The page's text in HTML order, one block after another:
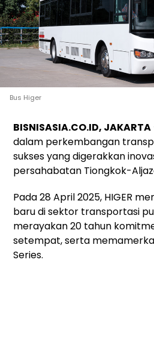
Bus Higer
BISNISASIA.CO.ID, JAKARTA
dalam perkembangan
sukses yang digerakkan
persahabatan Tiongkok-
Pada28 April 2025, HIGER
baru di sektor transportasi
merayakan 20 tahun
setempat, serta
Series.